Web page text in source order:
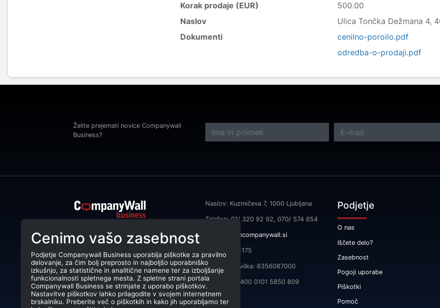
Korak prodaje (EUR)
500.00
Naslov
Ulica Tončka Dežmana 4,
Dokumenti
cenilno-poroilo.pdf
odredba-o-prodaji.pdf
Želite prejemati novice Companywall
Business?
podjetjem pomaga izboljšati
poslovanje z iskanjem in povezovanjem
strank.
CompanyWall Business © 2026
Naslov: Kuzmičeva 7, 1000 Ljubljana
Telefon: 01/ 320 92 92, 070/ 574 654
info@companywall.si
DŠ: SI55591175
Matična številka: 6356087000
TRR: SI56 3400 0101 5850 809
Podjetje
O nas
Iščete delo?
Zasebnost
Pogoji uporabe
Piškotki
Pomoč
Cenimo vašo zasebnost
Podjetje Companywall Business uporablja piškotke za pravilno
delovanje, za čim bolj preprosto in najboljšo uporabniško
izkušnjo, za statistične in analitične namene ter za izboljšanje
funkcionalnosti spletnega mesta. Z spletne strani portala
Companywall Business se strinjate z uporabo piškotkov.
Nastavitve piškotkov lahko prilagodite v svojem internetnem
brskalniku. Preberite več o piškotkih in kako jih uporabljamo ter